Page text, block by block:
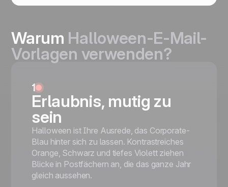
Boo Coming Soon
with a spiral pattern carries the offer, a
hand-lettered 'Happy Halloween' headline
anchors the eye, and a single orange 'Use
Discount' pill is the only thing left to do. No
distractions, no second CTA, no choice
paralysis.
Single-decision layout: spiral-pattern
hero + hand-lettered headline + one
Warum Halloween-E-Mail-
Vorlagen verwenden?
1
Erlaubnis, mutig zu
sein
Halloween ist Ihre Ausrede, das Corporate-
Blau hinter sich zu lassen. Kontrastreiches
Orange, Schwarz und tiefes Violett ziehen
Blicke in Postfächern an, die das ganze Jahr
gleich aussehen.